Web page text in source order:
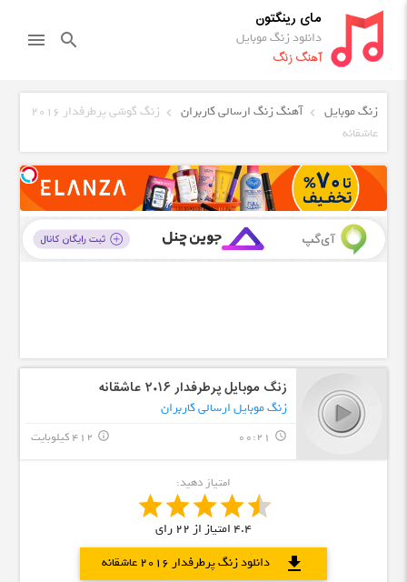
مای رینگتون
دانلود زنگ موبایل
آهنگ زنگ
search
menu
زنگ موبایل آهنگ زنگ ارسالی کاربران
زنگ گوشی پرطرفدار ۲۰۱۶
عاشقانه
زنگ موبایل پرطرفدار ۲۰۱۶ عاشقانه
زنگ موبایل ارسالی کاربران
query_builder
00:21 412 کیلوبایت info_outline
امتیاز دهید:
4.4 امتیاز از22رای
دانلود زنگ پرطرفدار ۲۰۱۶ عاشقانه
download